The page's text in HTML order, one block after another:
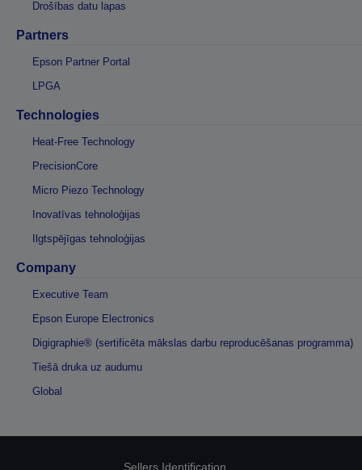
Drošības datu lapas
Partners
Epson Partner Portal
LPGA
Technologies
Heat-Free Technology
PrecisionCore
Micro Piezo Technology
Inovatīvas tehnoloģijas
Ilgtspējīgas tehnoloģijas
Company
Executive Team
Epson Europe Electronics
Digigraphie® (sertificēta mākslas darbu reproducēšanas programma)
Tiešā druka uz audumu
Global
Sellers Identification